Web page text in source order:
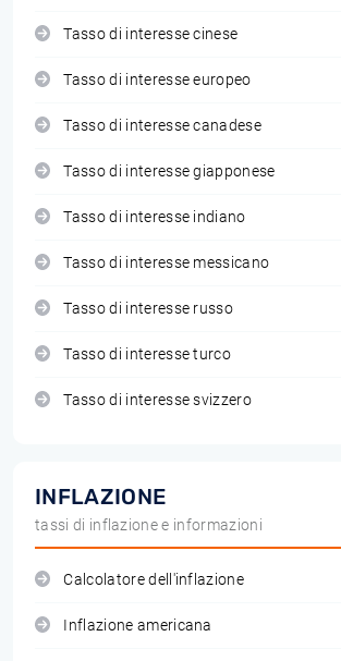
Tasso di interesse cinese
Tasso di interesse europeo
Tasso di interesse canadese
Tasso di interesse giapponese
Tasso di interesse indiano
Tasso di interesse messicano
Tasso di interesse russo
Tasso di interesse turco
Tasso di interesse svizzero
INFLAZIONE
tassi di inflazione e informazioni
Calcolatore dell'inflazione
Inflazione americana